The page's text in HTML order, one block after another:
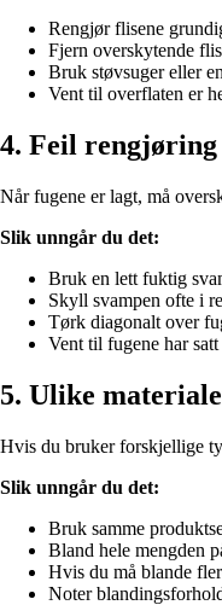
Rengjør flisene
Fjern overskytende
Bruk støvsuger eller
Vent til overflaten er
4. Feil
Når fugene er lagt, må
Slik unngår du det:
Bruk en lett fuktig
Skyll svampen ofte i
Tørk diagonalt over
Vent til fugene har
5. Ulike
Hvis du bruker forskjellige
Slik unngår du det:
Bruk samme
Bland hele mengden
Hvis du må blande
Noter